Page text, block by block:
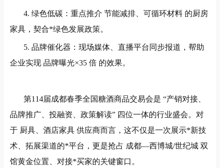
4. 绿色低碳：重点推介 节能减排、可循环材料 的厨房
家具，契合*绿色发展政策。
5. 品牌催化器：现场媒体、直播平台同步报道，帮助
企业实现 品牌曝光×35 倍 的效果。
第114届成都春季全国糖酒商品交易会是 “产销对接、
品牌推广、投融资、政策解读” 四位一体的行业盛会。对
于 厨具、酒店家具 供应商而言，这不仅是一次展示*新技
术、拓展渠道的*平台，更是抢占 成都—西博城/世纪城 双
馆黄金位置、对接*买家的关键窗口。